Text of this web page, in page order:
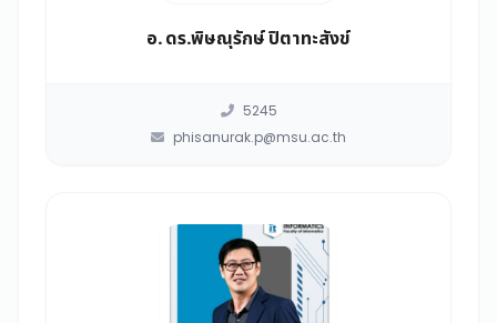
อ. ดร.พิษณุรักษ์ ปิตาทะสังข์
5245
phisanurak.p@msu.ac.th